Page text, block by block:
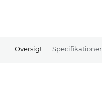
Oversigt Specifikationer